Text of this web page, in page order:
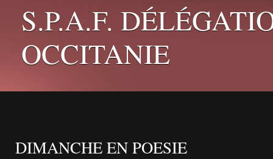
S.P.A.F.
OCCITANIE
DIMANCHE EN POESIE